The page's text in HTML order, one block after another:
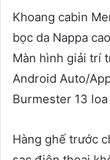
Khoang cabin
bọc da Nappa
Màn hình giải trí
Android Auto/
Burmester 13
Hàng ghế trước